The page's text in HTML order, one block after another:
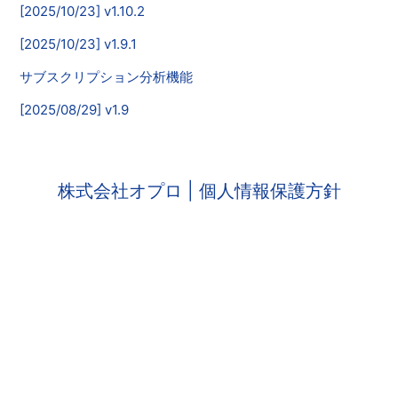
[2025/10/23] v1.10.2
[2025/10/23] v1.9.1
サブスクリプション分析機能
[2025/08/29] v1.9
株式会社オプロ | 個人情報保護方針